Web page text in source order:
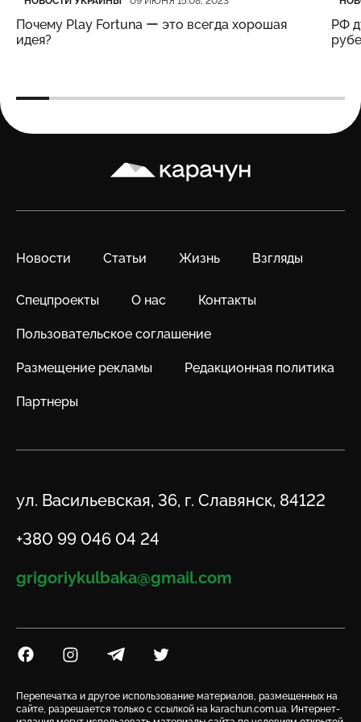
Почему Play Fortuna ー это всегда хорошая
идея?
РФ
Карачун
Новости Статьи Жизнь Взгляды
Спецпроекты О нас Контакты
Пользовательское соглашение
Размещение рекламы Редакционная политика
Партнеры
Адрес
ул. Васильевская, 36, г. Славянск, 84122
Телефон
+380 99 046 04 24
Email
grigoriykulbaka@gmail.com
Посилання на Facebook
Посилання на Instagram
Посилання на Telegram
Посилання на Twitter
Перепечатка и другое использование материалов, размещенных на
сайте, разрешается только с ссылкой на karachun.com.ua. Интернет-